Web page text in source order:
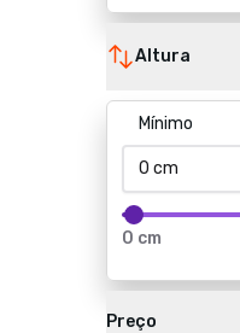
Altura
Mínimo
0 cm
Preço